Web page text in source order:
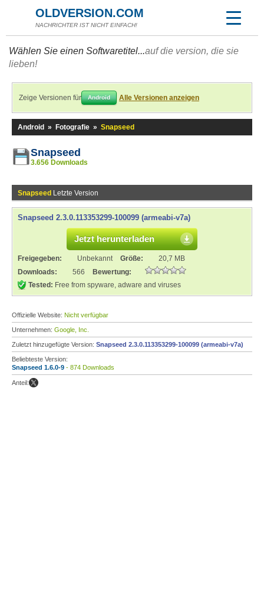
OLDVERSION.COM
NACHRICHTER IST NICHT EINFACH!
Wählen Sie einen Softwaretitel...auf die version, die sie
lieben!
Zeige Versionen für Android Alle Versionen anzeigen
Android » Fotografie » Snapseed
Snapseed
3.656 Downloads
Snapseed Letzte Version
Snapseed 2.3.0.113353299-100099 (armeabi-v7a)
Jetzt herunterladen
Freigegeben: Unbekannt Größe:
20,7 MB
Downloads:
566
Bewertung:
Tested: Free from spyware, adware and viruses
Offizielle Website: Nicht verfügbar
Unternehmen: Google, Inc.
Zuletzt hinzugefügte Version: Snapseed 2.3.0.113353299-100099 (armeabi-v7a)
Beliebteste Version:
Snapseed 1.6.0-9 - 874 Downloads
Anteil: